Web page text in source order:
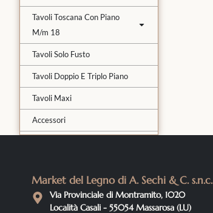
Tavoli Toscana Con Piano
M/m 18
Tavoli Solo Fusto
Tavoli Doppio E Triplo Piano
Tavoli Maxi
Accessori
Market del Legno di A. Sechi & C. s.n.c.
Via Provinciale di Montramito, 1020
Località Casali - 55054 Massarosa (LU)